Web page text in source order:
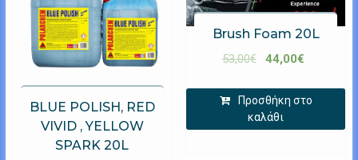
BLUE POLISH, RED
VIVID , YELLOW
SPARK 20L
Brush Foam 20L
53,00€ 44,00€
Προσθήκη στο
καλάθι